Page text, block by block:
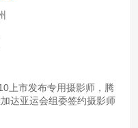
上市发布专用摄影师，腾
达亚运会组委签约摄影师